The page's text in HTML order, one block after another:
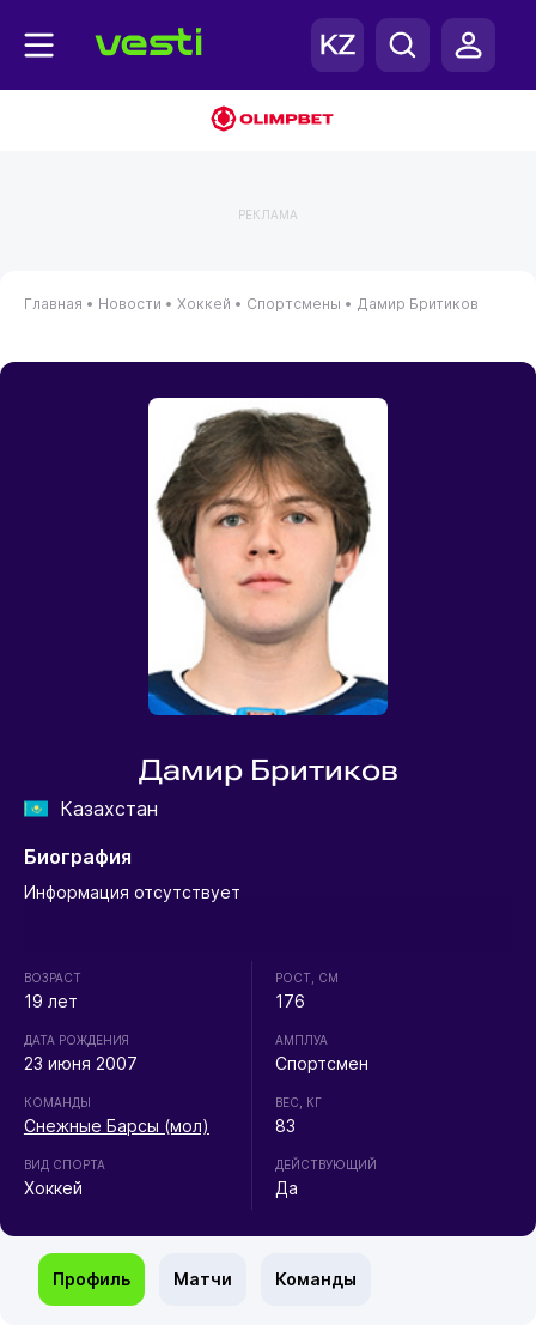
РЕКЛАМА
Главная • Новости • Хоккей • Спортсмены • Дамир Бритиков
Дамир Бритиков
Казахстан
Биография
Информация отсутствует
ВОЗРАСТ
19 лет
ДАТА РОЖДЕНИЯ
23 июня 2007
КОМАНДЫ
Снежные Барсы (мол)
ВИД СПОРТА
Хоккей
РОСТ, СМ
176
АМПЛУА
Спортсмен
ВЕС, КГ
83
ДЕЙСТВУЮЩИЙ
Да
Профиль Матчи Команды